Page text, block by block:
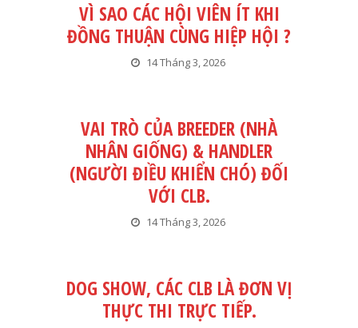
VÌ SAO CÁC HỘI VIÊN ÍT KHI
ĐỒNG THUẬN CÙNG HIỆP HỘI ?
14 Tháng 3, 2026
VAI TRÒ CỦA BREEDER (NHÀ
NHÂN GIỐNG) & HANDLER
(NGƯỜI ĐIỀU KHIỂN CHÓ) ĐỐI
VỚI CLB.
14 Tháng 3, 2026
DOG SHOW, CÁC CLB LÀ ĐƠN VỊ
THỰC THI TRỰC TIẾP.